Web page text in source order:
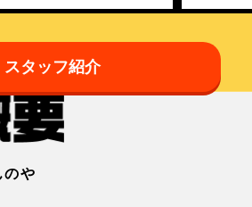
スタッフ紹介
や